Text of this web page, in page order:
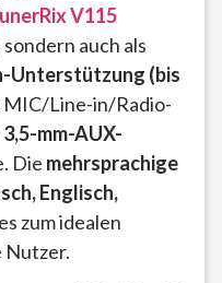
V115
auch als
Unterstützung (bis
Line-in/Radio-
3,5-mm-AUX-
Die mehrsprachige
Englisch,
zum idealen